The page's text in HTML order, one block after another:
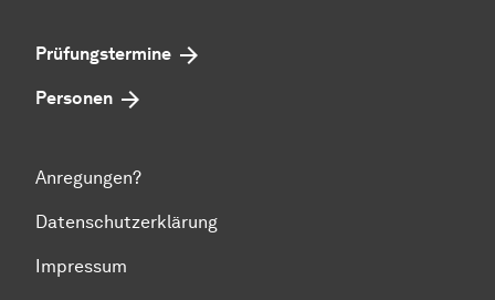
Prüfungstermine
Personen
Anregungen?
Datenschutzerklärung
Impressum